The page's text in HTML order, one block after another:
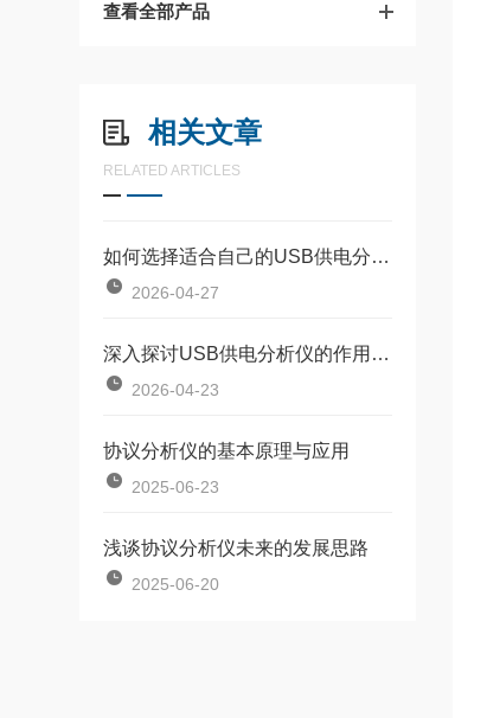
查看全部产品
相关文章
RELATED ARTICLES
如何选择适合自己的USB供电分析仪呢？
2026-04-27
深入探讨USB供电分析仪的作用及用途
2026-04-23
协议分析仪的基本原理与应用
2025-06-23
浅谈协议分析仪未来的发展思路
2025-06-20